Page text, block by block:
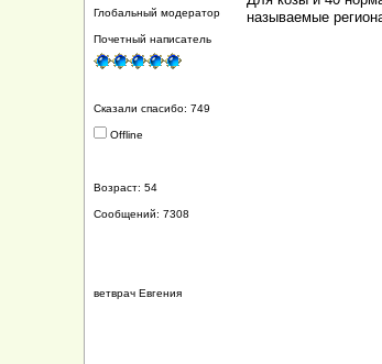
Глобальный модератор
Почетный написатель
Сказали спасибо: 749
Offline
Возраст: 54
Сообщений: 7308
ветврач Евгения
называемые